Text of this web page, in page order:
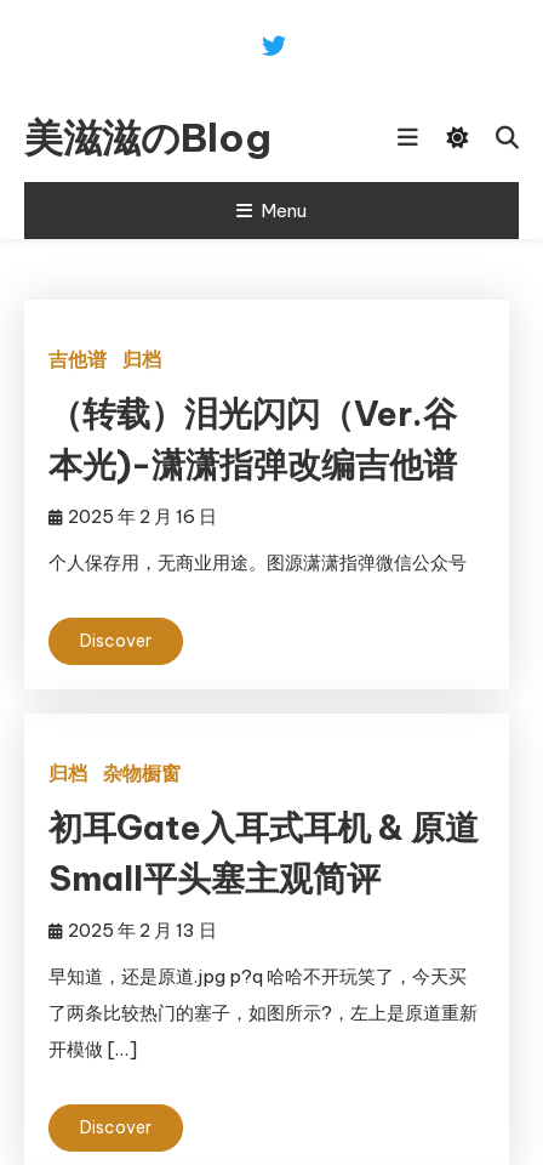
美滋滋のBlog
Menu
吉他谱 归档
（转载）泪光闪闪（Ver.谷
本光)-潇潇指弹改编吉他谱
2025 年 2 月 16 日
个人保存用，无商业用途。图源潇潇指弹微信公众号
Discover
归档 杂物橱窗
初耳Gate入耳式耳机 & 原道
Small平头塞主观简评
2025 年 2 月 13 日
早知道，还是原道.jpg p?q 哈哈不开玩笑了，今天买
了两条比较热门的塞子，如图所示?，左上是原道重新
开模做 […]
Discover